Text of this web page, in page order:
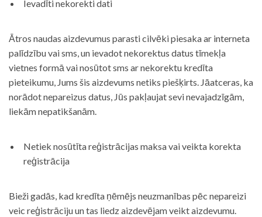
Ievadīti nekorekti dati
Ātros naudas aizdevumus parasti cilvēki piesaka ar interneta
palīdzību vai sms, un ievadot nekorektus datus tīmekļa
vietnes formā vai nosūtot sms ar nekorektu kredīta
pieteikumu, Jums šis aizdevums netiks piešķirts. Jāatceras, ka
norādot nepareizus datus, Jūs pakļaujat sevi nevajadzīgām,
liekām nepatikšanām.
Netiek nosūtīta reģistrācijas maksa vai veikta korekta
reģistrācija
Bieži gadās, kad kredīta ņēmējs neuzmanības pēc nepareizi
veic reģistrāciju un tas liedz aizdevējam veikt aizdevumu.